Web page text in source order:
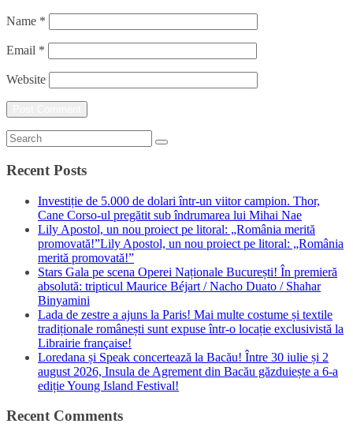
Name *
Email *
Website
Recent Posts
Investiție de 5.000 de dolari într-un viitor campion. Thor,
Cane Corso-ul pregătit sub îndrumarea lui Mihai Nae
Lily Apostol, un nou proiect pe litoral: „România merită
promovată!”Lily Apostol, un nou proiect pe litoral: „România
merită promovată!”
Stars Gala pe scena Operei Naționale București! În premieră
absolută: tripticul Maurice Béjart / Nacho Duato / Shahar
Binyamini
Lada de zestre a ajuns la Paris! Mai multe costume și textile
tradiționale românești sunt expuse într-o locație exclusivistă la
Librairie française!
Loredana și Speak concertează la Bacău! Între 30 iulie și 2
august 2026, Insula de Agrement din Bacău găzduiește a 6-a
ediție Young Island Festival!
Recent Comments